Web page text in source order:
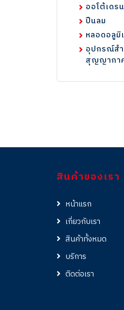
ออโต้เดร
ปืนลม
หลอดอลูมิ
อุปกรณ์ส
สุญญากา
สินค้าของเรา
หน้าแรก
เกี่ยวกับเรา
สินค้าทั้งหมด
บริการ
ติดต่อเรา